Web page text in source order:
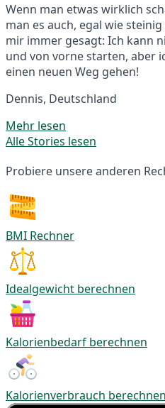
Wenn man etwas wirklich
man es auch, egal wie
mir immer gesagt: Ich kann
und von vorne starten, aber
einen neuen Weg gehen!
Dennis, Deutschland
Mehr lesen
Alle Stories lesen
Probiere unsere anderen
BMI Rechner
Idealgewicht berechnen
Kalorienbedarf berechnen
Kalorienverbrauch berechnen